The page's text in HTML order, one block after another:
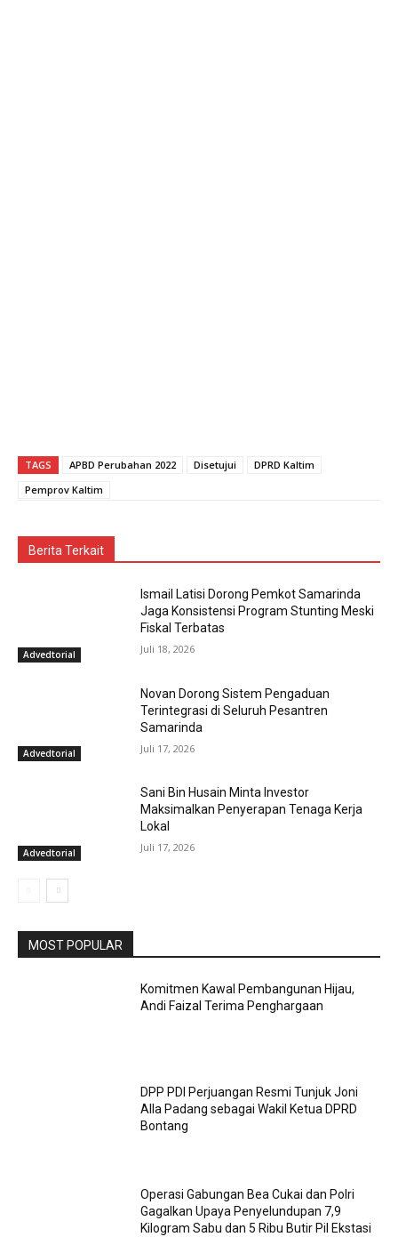
TAGS APBD Perubahan 2022 Disetujui
DPRD Kaltim
Pemprov Kaltim
Berita Terkait
Advedtorial
Ismail Latisi Dorong Pemkot Samarinda
Jaga Konsistensi Program Stunting Meski
Fiskal Terbatas
Juli 18, 2026
Advedtorial
Novan Dorong Sistem Pengaduan
Terintegrasi di Seluruh Pesantren
Samarinda
Juli 17, 2026
Advedtorial
Sani Bin Husain Minta Investor
Maksimalkan Penyerapan Tenaga Kerja
Lokal
Juli 17, 2026
MOST POPULAR
Komitmen Kawal Pembangunan Hijau,
Andi Faizal Terima Penghargaan
DPP PDI Perjuangan Resmi Tunjuk Joni
Alla Padang sebagai Wakil Ketua DPRD
Bontang
Operasi Gabungan Bea Cukai dan Polri
Gagalkan Upaya Penyelundupan 7,9
Kilogram Sabu dan 5 Ribu Butir Pil Ekstasi